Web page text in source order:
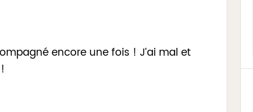
encore une fois ! J’ai mal et